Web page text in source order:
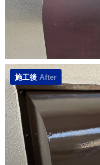
施工後 After